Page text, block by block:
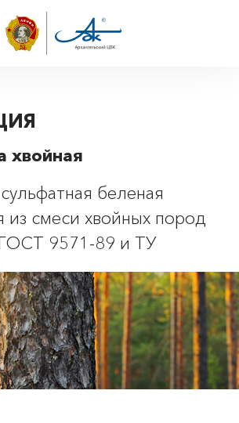
хвойная
беленая
из смеси хвойных пород
9571-89 и ТУ